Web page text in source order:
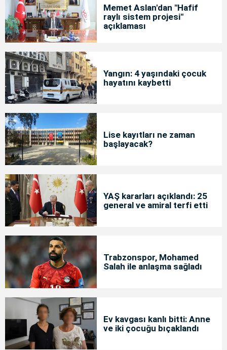
Memet Aslan'dan "Hafif
raylı sistem projesi"
açıklaması
Yangın: 4 yaşındaki çocuk
hayatını kaybetti
Lise kayıtları ne zaman
başlayacak?
YAŞ kararları açıklandı: 25
general ve amiral terfi etti
Trabzonspor, Mohamed
Salah ile anlaşma sağladı
Ev kavgası kanlı bitti: Anne
ve iki çocuğu bıçaklandı